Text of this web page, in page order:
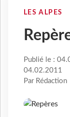
LES ALPES
Publié le :
04.02.2011
Par Rédaction